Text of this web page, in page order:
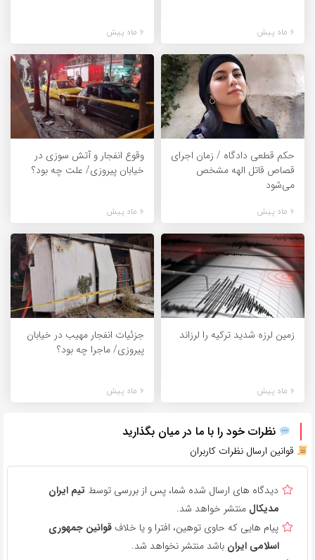
6 ماه پیش 6 ماه پیش
حکم قطعی دادگاه / زمان اجرای
قصاص قاتل الهه مشخص
می‌شود
6 ماه پیش
وقوع انفجار و آتش سوزی در
خیابان پیروزی/ علت چه بود؟
6 ماه پیش
زمین لرزه شدید ترکیه را لرزاند
6 ماه پیش
جزئیات انفجار مهیب در خیابان
پیروزی/ ماجرا چه بود؟
6 ماه پیش
نظرات خود را با ما در میان بگذارید
قوانین ارسال نظرات کاربران
دیدگاه های ارسال شده شما، پس از بررسی توسط تیم ایران
مدیکال منتشر خواهد شد.
پیام هایی که حاوی توهین، افترا و یا خلاف قوانین جمهوری
اسلامی ایران باشد منتشر نخواهد شد.